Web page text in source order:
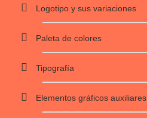
Logotipo y sus variaciones
Paleta de colores
Tipografía
Elementos gráficos auxiliares